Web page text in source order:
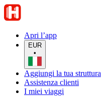
Apri l’app
EUR
•
Aggiungi la tua struttura
Assistenza clienti
I miei viaggi